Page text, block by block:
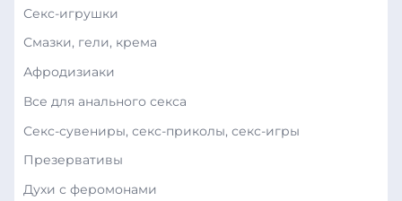
Секс-игрушки
Смазки, гели, крема
Афродизиаки
Все для анального секса
Секс-сувениры, секс-приколы, секс-игры
Презервативы
Духи с феромонами